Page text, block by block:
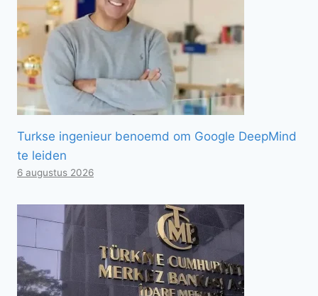
Turkse ingenieur benoemd om Google DeepMind
te leiden
6 augustus 2026